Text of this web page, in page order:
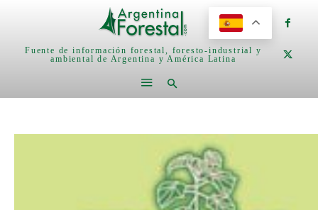
Fuente de información forestal, foresto-industrial y
ambiental de Argentina y América Latina